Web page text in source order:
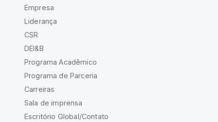
Empresa
Liderança
CSR
DEI&B
Programa Acadêmico
Programa de Parceria
Carreiras
Sala de imprensa
Escritório Global/Contato